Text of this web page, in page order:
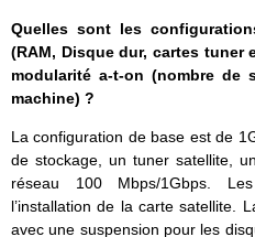
Quelles sont les
(RAM, Disque dur, cartes tuner
modularité a-t-on (nombre de
machine) ?
La configuration de base est de
de stockage, un tuner satellite,
réseau 100 Mbps/1Gbps.
l’installation de la carte satellite.
avec une suspension pour les